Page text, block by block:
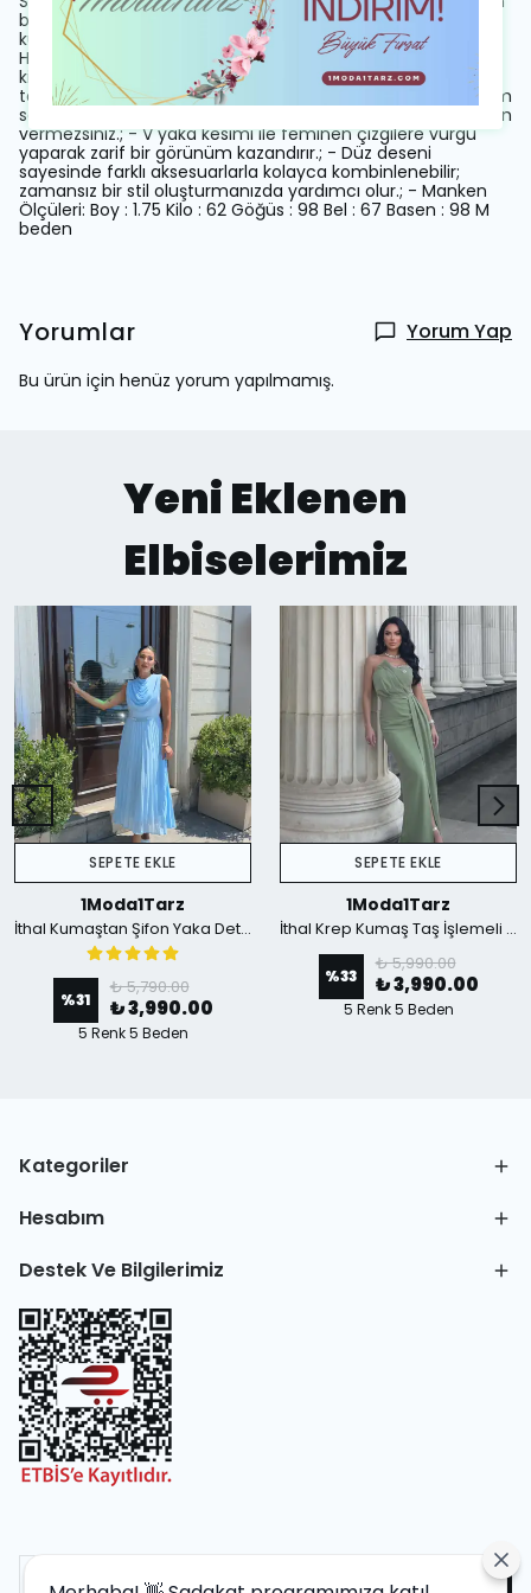
boyu konfor sağlar.; - Fermuarlı kapama özelliği pratik
kullanım imkanı sunarken, vücut hatlarınıza uyum sağlar.; -
Her yaş grubuna hitap eden tasarımıyla geniş bir kullanıcı
kitlesine sahiptir.; - Düğün ve nikah gibi özel ortamlarda
tercih edebileceğiniz ideal bir seçimdir.; - Uzun kollu tasarım
soğuk havalarda ekstra koruma sağlarken şıklığınızdan ödün
vermezsiniz.; - V yaka kesimi ile feminen çizgilere vurgu
yaparak zarif bir görünüm kazandırır.; - Düz deseni
sayesinde farklı aksesuarlarla kolayca kombinlenebilir;
zamansız bir stil oluşturmanızda yardımcı olur.; - Manken
Ölçüleri: Boy : 1.75 Kilo : 62 Göğüs : 98 Bel : 67 Basen : 98 M
beden
Yorumlar Yorum Yap
Bu ürün için henüz yorum yapılmamış.
Yeni Eklenen
Elbiselerimiz
SEPETE EKLE
1Moda1Tarz
İthal Kumaştan Şifon Yaka Detaylı Piliseli Kemerli Astarlı Özel Tasarım Elbise - mavi
%31
₺ 5,790.00
₺ 3,990.00
5 Renk 5 Beden
SEPETE EKLE
1Moda1Tarz
İthal Krep Kumaş Taş İşlemeli Askılı Astarlı Özel Tasarım Yırtmaçlı Maxi Elbise - Yeşil
%33
₺ 5,990.00
₺ 3,990.00
5 Renk 5 Beden
Kategoriler
Hesabım
Destek Ve Bilgilerimiz